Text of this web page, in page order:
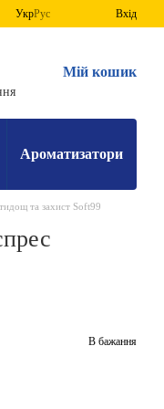
УкрРус Вхід
Мій кошик
Ароматизатори
та захист Soft99
В бажання